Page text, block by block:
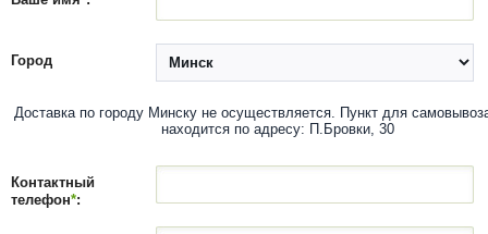
Город
Доставка по городу Минску не осуществляется. Пункт для
находится по адресу: П.Бровки, 30
Контактный
телефон*: